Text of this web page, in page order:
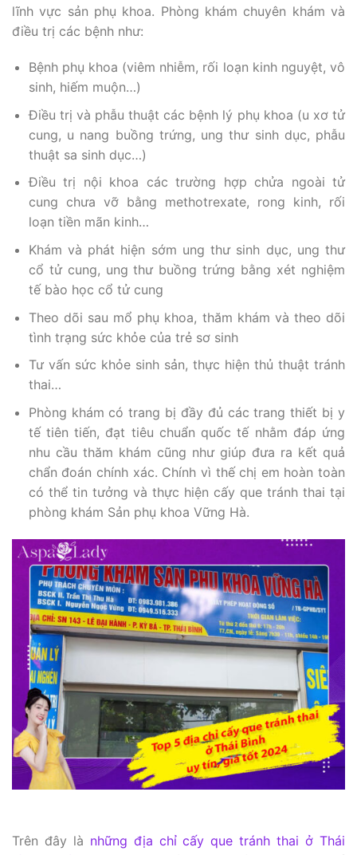
lĩnh vực sản phụ khoa. Phòng khám chuyên khám và
điều trị các bệnh như:
Bệnh phụ khoa (viêm nhiễm, rối loạn kinh nguyệt, vô
sinh, hiếm muộn…)
Điều trị và phẫu thuật các bệnh lý phụ khoa (u xơ tử
cung, u nang buồng trứng, ung thư sinh dục, phẫu
thuật sa sinh dục…)
Điều trị nội khoa các trường hợp chửa ngoài tử
cung chưa vỡ bằng methotrexate, rong kinh, rối
loạn tiền mãn kinh…
Khám và phát hiện sớm ung thư sinh dục, ung thư
cổ tử cung, ung thư buồng trứng bằng xét nghiệm
tế bào học cổ tử cung
Theo dõi sau mổ phụ khoa, thăm khám và theo dõi
tình trạng sức khỏe của trẻ sơ sinh
Tư vấn sức khỏe sinh sản, thực hiện thủ thuật tránh
thai…
Phòng khám có trang bị đầy đủ các trang thiết bị y
tế tiên tiến, đạt tiêu chuẩn quốc tế nhằm đáp ứng
nhu cầu thăm khám cũng như giúp đưa ra kết quả
chẩn đoán chính xác. Chính vì thế chị em hoàn toàn
có thể tin tưởng và thực hiện cấy que tránh thai tại
phòng khám Sản phụ khoa Vững Hà.
Trên đây là những địa chỉ cấy que tránh thai ở Thái